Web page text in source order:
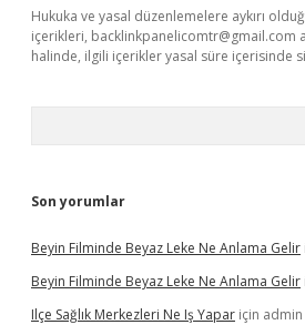
Hukuka ve yasal düzenlemelere aykırı
içerikleri, backlinkpanelicomtr@gmail.com
halinde, ilgili içerikler yasal süre içerisinde
Son yorumlar
Beyin Filminde Beyaz Leke Ne Anlama Gelir
Beyin Filminde Beyaz Leke Ne Anlama Gelir
Ilçe Sağlık Merkezleri Ne Iş Yapar için admin